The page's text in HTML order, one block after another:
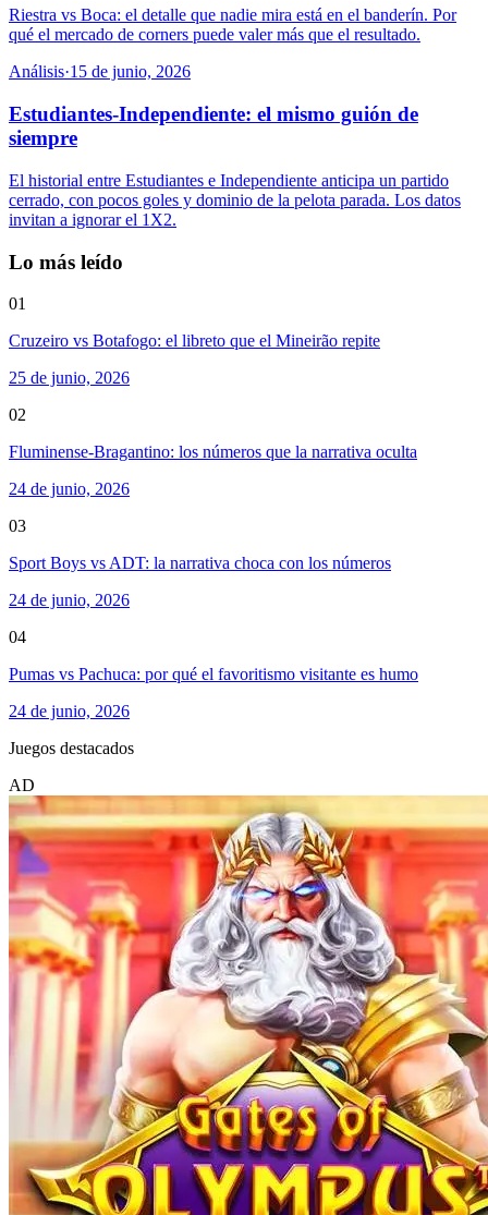
Riestra vs Boca: el detalle que nadie mira está en el banderín. Por
qué el mercado de corners puede valer más que el resultado.
Análisis·15 de junio, 2026
Estudiantes-Independiente: el mismo guión de
siempre
El historial entre Estudiantes e Independiente anticipa un partido
cerrado, con pocos goles y dominio de la pelota parada. Los datos
invitan a ignorar el 1X2.
Lo más leído
01
Cruzeiro vs Botafogo: el libreto que el Mineirão repite
25 de junio, 2026
02
Fluminense-Bragantino: los números que la narrativa oculta
24 de junio, 2026
03
Sport Boys vs ADT: la narrativa choca con los números
24 de junio, 2026
04
Pumas vs Pachuca: por qué el favoritismo visitante es humo
24 de junio, 2026
Juegos destacados
AD